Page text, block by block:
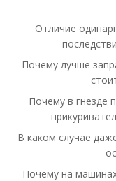
Отличие
Почему лучше
Почему в гнезде
В каком случае
Почему на